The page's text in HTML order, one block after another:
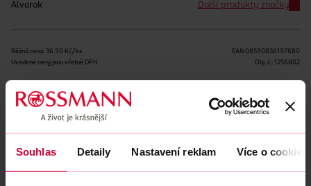
Souhlas Detaily Nastavení reklam Více o cookies
Alvarak Další produkty značky
Běžná cena: 36.90 Kč/ks
Uvedené ceny jsou včetně DPH
EAN 08590838197680
Obj. č.: 1256802
Podobné produkty